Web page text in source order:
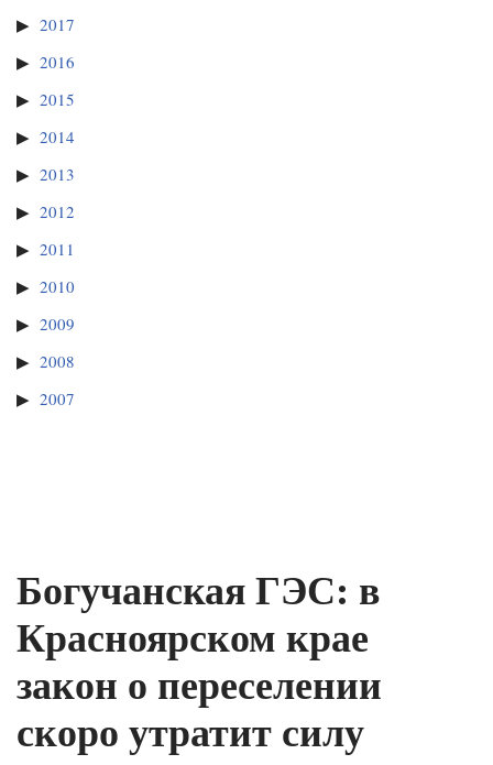
2017
2016
2015
2014
2013
2012
2011
2010
2009
2008
2007
Богучанская ГЭС: в
Красноярском крае
закон о переселении
скоро утратит силу